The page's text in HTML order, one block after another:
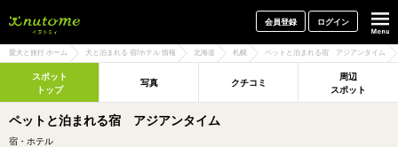
会員登録 ログイン
愛犬と旅行 ホーム 犬と泊まれる 宿/ホテル 情報 北海道 札幌 ペットと泊まれる宿 アジアンタイム
スポット
トップ
写真 クチコミ
周辺
スポット
ペットと泊まれる宿 アジアンタイム
宿・ホテル